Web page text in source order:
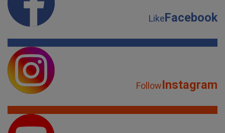
LikeFacebook
FollowInstagram